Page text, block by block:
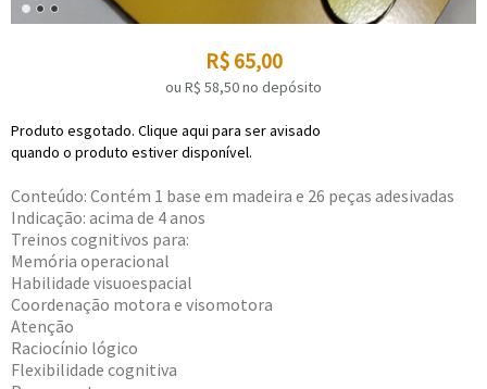
R$ 65,00
ou R$ 58,50no depósito
Produto esgotado. Clique aqui para ser avisado
quando o produto estiver disponível.
Conteúdo: Contém 1 base em madeira e 26 peças adesivadas
Indicação: acima de 4 anos
Treinos cognitivos para:
Memória operacional
Habilidade visuoespacial
Coordenação motora e visomotora
Atenção
Raciocínio lógico
Flexibilidade cognitiva